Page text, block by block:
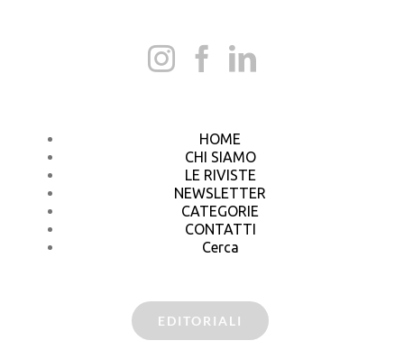
HOME
CHI SIAMO
LE RIVISTE
NEWSLETTER
CATEGORIE
CONTATTI
Cerca
EDITORIALI